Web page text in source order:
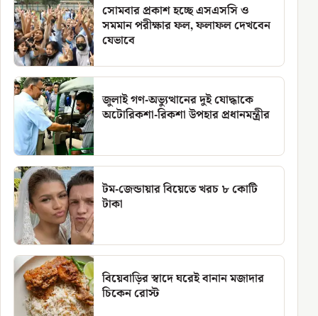
সোমবার প্রকাশ হচ্ছে এসএসসি ও
সমমান পরীক্ষার ফল, ফলাফল দেখবেন
যেভাবে
জুলাই গণ-অভ্যুত্থানের দুই যোদ্ধাকে
অটোরিকশা-রিকশা উপহার প্রধানমন্ত্রীর
টম-জেন্ডায়ার বিয়েতে খরচ ৮ কোটি
টাকা
বিয়েবাড়ির স্বাদে ঘরেই বানান মজাদার
চিকেন রোস্ট